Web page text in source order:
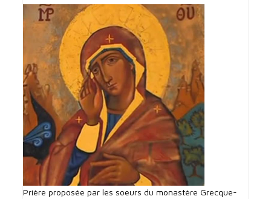
Prière proposée par les soeurs du monastère Grecque-